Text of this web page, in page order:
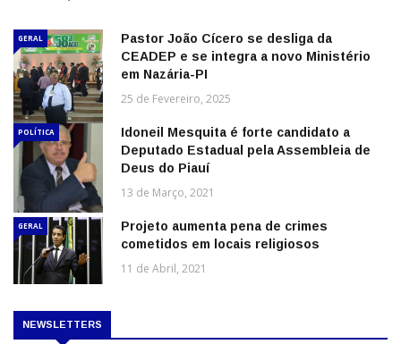
GERAL
Pastor João Cícero se desliga da
CEADEP e se integra a novo Ministério
em Nazária-PI
25 de Fevereiro, 2025
POLÍTICA
Idoneil Mesquita é forte candidato a
Deputado Estadual pela Assembleia de
Deus do Piauí
13 de Março, 2021
GERAL
Projeto aumenta pena de crimes
cometidos em locais religiosos
11 de Abril, 2021
NEWSLETTERS